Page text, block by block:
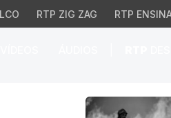
RTP ZIG ZAG RTP
do